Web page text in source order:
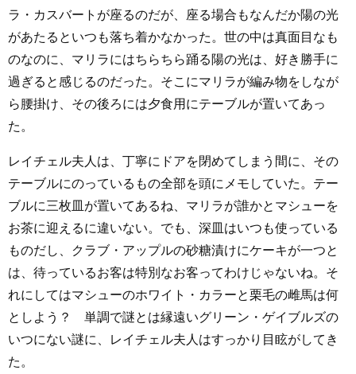
ラ・カスバートが座るのだが、座る場合もなんだか陽の光
があたるといつも落ち着かなかった。世の中は真面目なも
のなのに、マリラにはちらちら踊る陽の光は、好き勝手に
過ぎると感じるのだった。そこにマリラが編み物をしなが
ら腰掛け、その後ろには夕食用にテーブルが置いてあっ
た。
レイチェル夫人は、丁寧にドアを閉めてしまう間に、その
テーブルにのっているもの全部を頭にメモしていた。テー
ブルに三枚皿が置いてあるね、マリラが誰かとマシューを
お茶に迎えるに違いない。でも、深皿はいつも使っている
ものだし、クラブ・アップルの砂糖漬けにケーキが一つと
は、待っているお客は特別なお客ってわけじゃないね。そ
れにしてはマシューのホワイト・カラーと栗毛の雌馬は何
としよう？ 単調で謎とは縁遠いグリーン・ゲイブルズの
いつにない謎に、レイチェル夫人はすっかり目眩がしてき
た。